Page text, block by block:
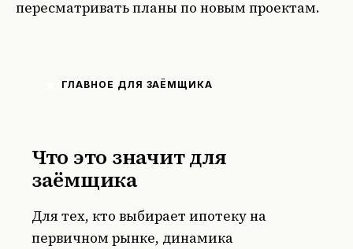
пересматривать планы по новым проектам.
ГЛАВНОЕ ДЛЯ ЗАЁМЩИКА
Что это значит для
заёмщика
Для тех, кто выбирает ипотеку на
первичном рынке, динамика